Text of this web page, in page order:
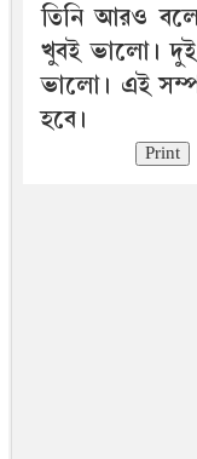
তিনি আরও
খুবই ভালো। দুই
ভালো। এই
হবে।
Print